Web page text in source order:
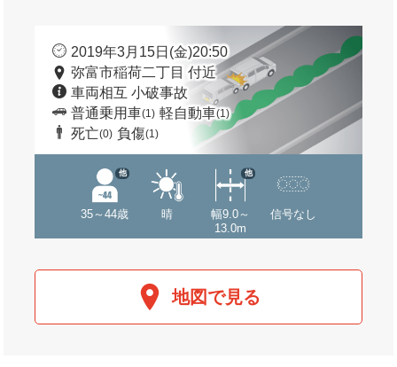
2019年3月15日(金)20:50
弥富市稲荷二丁目 付近
車両相互 小破事故
普通乗用車(1) 軽自動車(1)
死亡(0) 負傷(1)
35～44歳
他
晴
幅9.0～
13.0m
他
信号なし
地図で見る